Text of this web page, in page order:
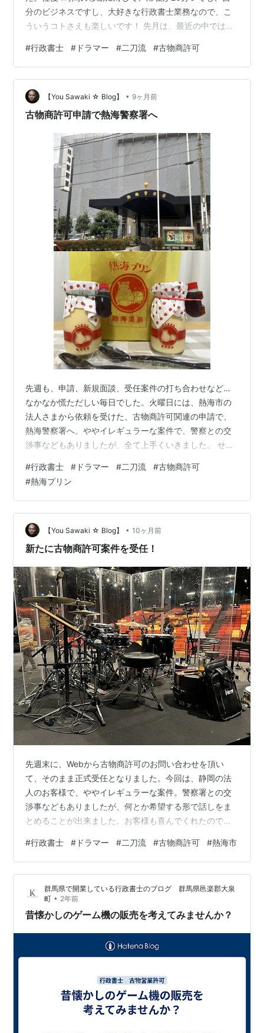
分のビジネスですし、大好きな行政書士業務なので、こ
ういうコトさえも楽しいです！ 先月は、最近の中では受
が、一昨日の1日に業務提携先から新たな民泊申請の案件
が決まりました。流れがイマイチだったこのタイミング
で頂けたのが、本当に有り難いです!!集客のチャンネルを
増やして良かったと、改めて実感しつつ、忙しいことに
感謝しながら業務にあたりたいと思います。 今日も熱海
#行政書士 # ドラマー #二刀流 #古物商許可
【You Sawaki ☆ Blog】 • 9ヶ月前
古物商許可申請で熱海警察署へ
先週も、申請、新規面談、受任案件の打ち合わせなど…
なかなか慌ただしい毎日でした。火曜日には、熱海市の
法人さまから依頼を受けた、古物商許可関連の申請で、
熱海警察署へ。ややイレギュラーな案件で、警察との交
渉事などもありましたが、全て上手くいきました。 せっ
の案件対応があり申請後はすぐに帰宅。実に、移動時間4
時間、滞在時間1時間っス😅せめて、熱海プリン🍮だけで
も…と思い、駅で購入。コレが、めっちゃ美味かった!!今
月末か来月上旬に、もう1回行ってミッション完了となり
ます。
#行政書士 # ドラマー #二刀流 #古物商許可
#熱海プリン
【You Sawaki ☆ Blog】 • 10ヶ月前
新たに古物商許可案件を受任！
先週末に、Webから古物商許可のお問い合わせを頂い
て、そのまま正式受任となりました。今回は、静岡の法
人のお客様で、ややイレギュラーな案件。警察署との交
渉事などもありましたが、何とか希望する形で話しをま
とめることが出来ました。お客様も喜んでくれたので、
ーに正確に進めていきます。 今月も何故か!?下旬に入っ
てから、急激に案件が決まり出すという流れ。既存の受
任案件も一斉に動きがありまして、ここ数日はフルスロ
ットル状態です。
#行政書士 # ドラマー #二刀流 #古物商許可 #熱海市
群馬県で開業している行政書士のブログ 群馬県邑楽郡大泉
町 • 2年前
昔懐かしのゲーム機の販売を考えてみませんか？